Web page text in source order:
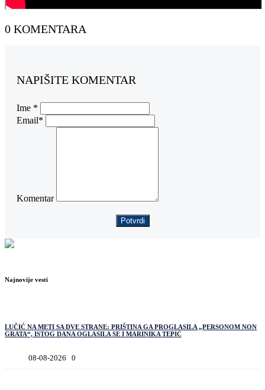
0 KOMENTARA
NAPIŠITE KOMENTAR
Ime *
Email*
Komentar
Potvrdi
Najnovije vesti
LUČIĆ NA METI SA DVE STRANE: PRIŠTINA GA PROGLASILA „PERSONOM NON
GRATA“, ISTOG DANA OGLASILA SE I MARINIKA TEPIĆ
08-08-2026 0